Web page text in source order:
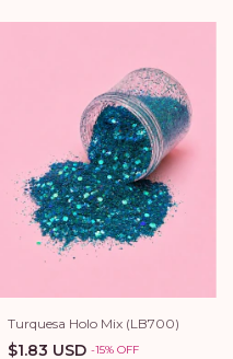
Turquesa Holo Mix (LB700)
$1.83 USD -15% OFF